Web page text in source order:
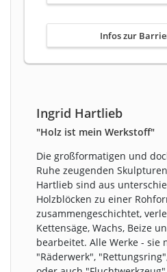
Infos zur
Ingrid Hartlieb
"Holz ist mein Werkstoff"
Die großformatigen und
Ruhe zeugenden
Hartlieb sind aus
Holzblöcken zu einer
zusammengeschichtet,
Kettensäge, Wachs, Beize
bearbeitet. Alle Werke - sie
"Räderwerk",